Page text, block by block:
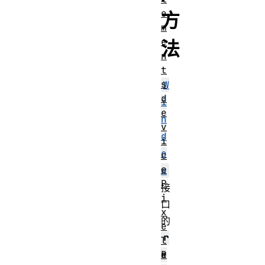
方
法
W
i
n
d
o
w
接
口
的
r
e
e
m
e
n
t
s
d
e
v
i
c
e
P
i
x
e
l
R